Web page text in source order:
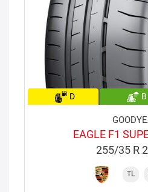
D B
EAGLE F1
255/35 R
TL